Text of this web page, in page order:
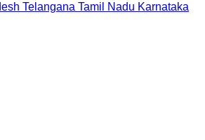
Telangana Tamil Nadu Karnataka